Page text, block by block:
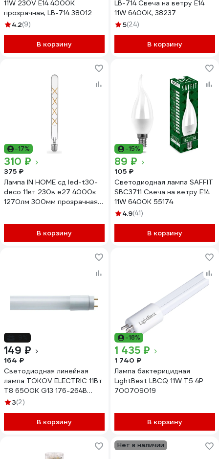
11W 230V E14 4000K
прозрачная, LB-714 38012
4.2(9)
В корзину
LB-714 Свеча на ветру E14
11W 6400K, 38237
5(24)
В корзину
-17%
310 ₽
375 ₽
Лампа IN HOME сд led-t30-
deco 11вт 230в е27 4000к
1270лм 300мм прозрачная
В корзину
-15%
89 ₽
105 ₽
Светодиодная лампа SAFFIT
SBC3711 Свеча на ветру E14
11W 6400K 55174
4.9(41)
В корзину
149 ₽
164 ₽
Светодиодная линейная
лампа TOKOV ELECTRIC 11Вт
T8 6500К G13 176-264В
TKE-T8-G13-11-6,5K
3(2)
В корзину
-18%
1 435 ₽
1 740 ₽
Лампа бактерицидная
LightBest LBCQ 11W T5 4P
700709019
В корзину
Нет в наличии